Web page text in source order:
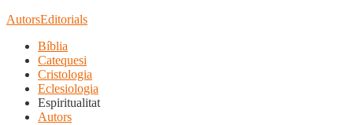
AutorsEditorials
Bíblia
Catequesi
Cristologia
Eclesiologia
Espiritualitat
Autors